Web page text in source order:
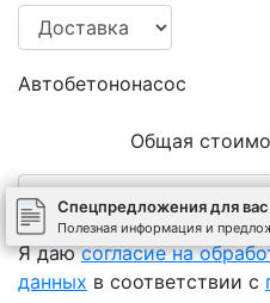
Автобетононасос
Общая
Я даюсогласие на
данных в соответствии с
Спецпредложения для
Полезная информация и